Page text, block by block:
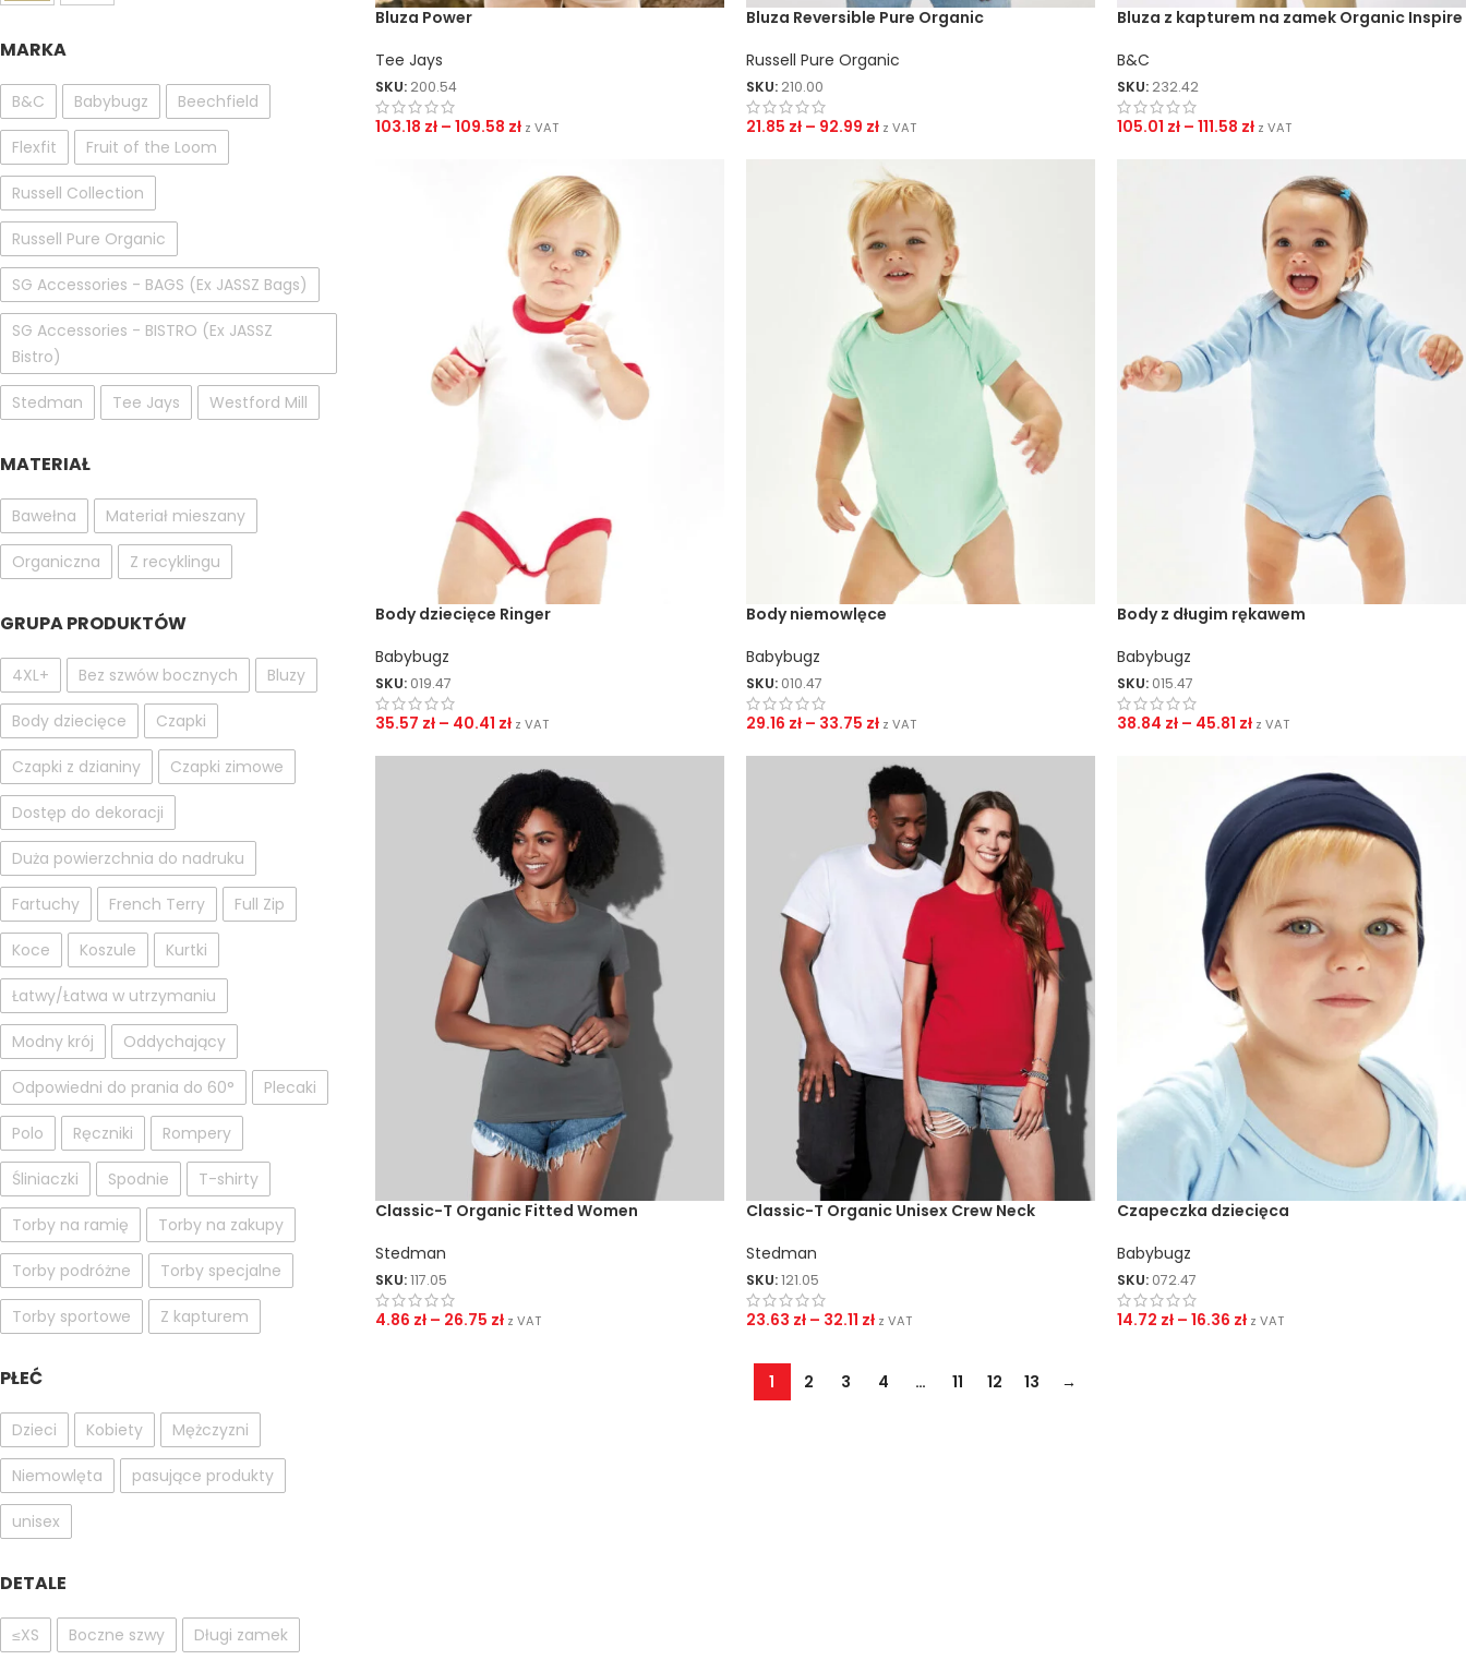
MARKA
B&C Babybugz Beechfield
Flexfit Fruit of the Loom
Russell Collection
Russell Pure Organic
SG Accessories - BAGS (Ex JASSZ Bags)
SG Accessories - BISTRO (Ex JASSZ
Bistro)
Stedman Tee Jays Westford Mill
MATERIAŁ
Bawełna Materiał mieszany
Organiczna Z recyklingu
GRUPA PRODUKTÓW
4XL+ Bez szwów bocznych Bluzy
Body dziecięce Czapki
Czapki z dzianiny Czapki zimowe
Dostęp do dekoracji
Duża powierzchnia do nadruku
Fartuchy French Terry Full Zip
Koce Koszule Kurtki
Łatwy/Łatwa w utrzymaniu
Modny krój Oddychający
Odpowiedni do prania do 60° Plecaki
Polo Ręczniki Rompery
Śliniaczki Spodnie T-shirty
Torby na ramię Torby na zakupy
Torby podróżne Torby specjalne
Torby sportowe Z kapturem
PŁEĆ
Dzieci Kobiety Mężczyzni
Niemowlęta pasujące produkty
unisex
DETALE
≤XS Boczne szwy Długi zamek
Bluza Power
Tee Jays
SKU: 200.54
103.18 zł – 109.58 zł z VAT
Bluza Reversible Pure Organic
Russell Pure Organic
SKU: 210.00
21.85 zł – 92.99 zł z VAT
Bluza z kapturem na zamek Organic Inspire
B&C
SKU: 232.42
105.01 zł – 111.58 zł z VAT
Body dziecięce Ringer
Babybugz
SKU: 019.47
35.57 zł – 40.41 zł z VAT
Body niemowlęce
Babybugz
SKU: 010.47
29.16 zł – 33.75 zł z VAT
Body z długim rękawem
Babybugz
SKU: 015.47
38.84 zł – 45.81 zł z VAT
Classic-T Organic Fitted Women
Stedman
SKU:117.05
4.86 zł – 26.75 zł z VAT
Classic-T Organic Unisex Crew Neck
Stedman
SKU:121.05
23.63 zł – 32.11 zł z VAT
Czapeczka dziecięca
Babybugz
SKU: 072.47
14.72 zł – 16.36 zł z VAT
1 2 3 4 … 11 12 13 →